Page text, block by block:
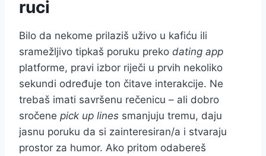
ruci
Bilo da nekome prilaziš uživo u kafiću ili
sramežljivo tipkaš poruku preko dating app
platforme, pravi izbor riječi u prvih nekoliko
sekundi određuje ton čitave interakcije. Ne
trebaš imati savršenu rečenicu – ali dobro
sročene pick up lines smanjuju tremu, daju
jasnu poruku da si zainteresiran/a i stvaraju
prostor za humor. Ako pritom odabereš